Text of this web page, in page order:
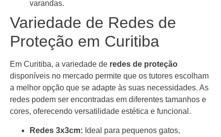
varandas.
Variedade de Redes de
Proteção em Curitiba
Em Curitiba, a variedade de redes de proteção
disponíveis no mercado permite que os tutores escolham
a melhor opção que se adapte às suas necessidades. As
redes podem ser encontradas em diferentes tamanhos e
cores, oferecendo versatilidade estética e funcional.
Redes 3x3cm: Ideal para pequenos gatos,